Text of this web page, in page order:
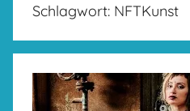
Schlagwort: NFTKunst